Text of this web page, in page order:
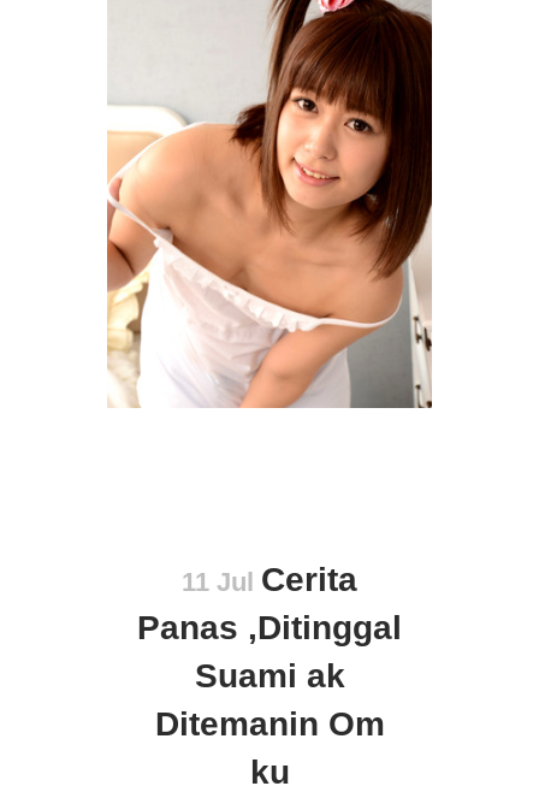
11 Jul Cerita
Panas ,Ditinggal
Suami ak
Ditemanin Om
ku